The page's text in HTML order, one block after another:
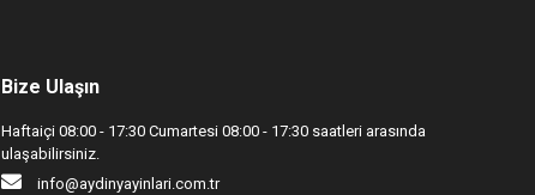
Bize Ulaşın
Haftaiçi 08:00 - 17:30 Cumartesi 08:00 - 17:30 saatleri arasında
ulaşabilirsiniz.
info@aydinyayinlari.com.tr